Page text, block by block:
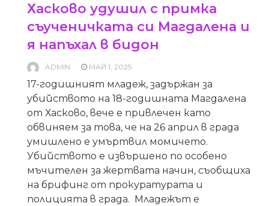
Хасково удушил с примка
съученичката си Магдалена и
я напъхал в бидон
ADMIN МАЙ 1, 2025
17-годишният младеж, задържан за
убийството на 18-годишната Магдалена
от Хасково, вече е привлечен като
обвиняем за това, че на 26 април в града
умишлено е умъртвил момичето.
Убийството е извършено по особено
мъчителен за жертвата начин, съобщиха
на брифинг от прокуратурата и
полицията в града. Младежът е